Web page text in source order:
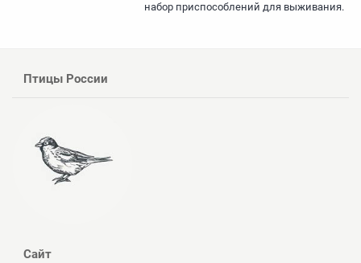
набор приспособлений для выживания.
Птицы России
Сайт